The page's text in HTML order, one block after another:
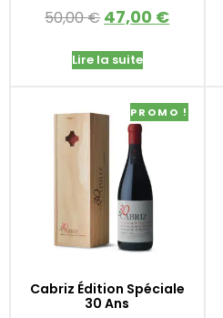
50,00€ 47,00 €
Lire la suite
PROMO !
Cabriz Édition Spéciale
30 Ans